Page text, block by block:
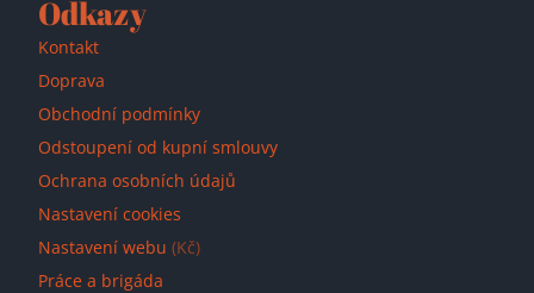
Odkazy
Kontakt
Doprava
Obchodní podmínky
Odstoupení od kupní smlouvy
Ochrana osobních údajů
Nastavení cookies
Nastavení webu (Kč)
Práce a brigáda